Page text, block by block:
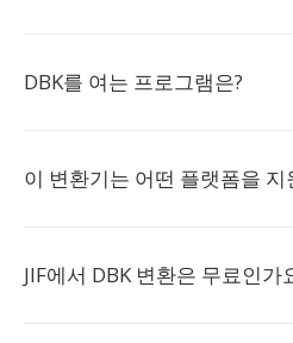
DBK를 여는 프로그램은?
이 변환기는 어떤 플랫폼을 지
JIF에서 DBK 변환은 무료인가